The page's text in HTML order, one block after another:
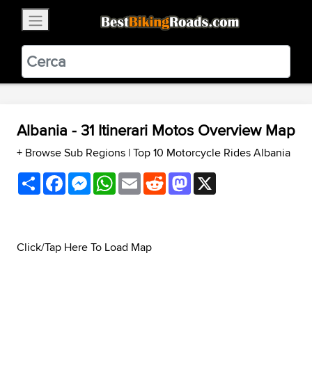
BestBikingRoads
Static Motion3.99 - In Google Play
VIEW
Albania - 31 Itinerari Motos Overview Map
+ Browse Sub Regions |Top 10 Motorcycle Rides Albania
ShareFacebookMessenger
WhatsApp
EmailRedditMastodon
Click/Tap Here To Load Map